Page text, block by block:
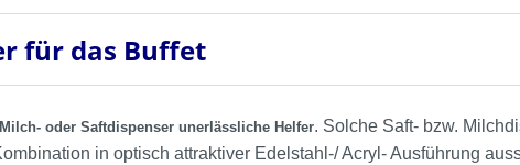
für das Buffet
oder Saftdispenser unerlässliche Helfer. Solche Saft- bzw.
in optisch attraktiver Edelstahl-/ Acryl- Ausführung